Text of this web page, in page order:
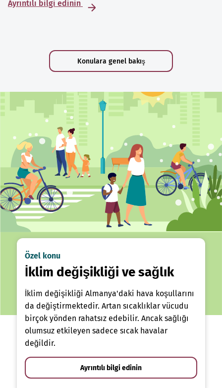
Ayrıntılı bilgi edinin
Konulara genel bakış
Özel konu
İklim değişikliği ve sağlık
İklim değişikliği Almanya'daki hava koşullarını
da değiştirmektedir. Artan sıcaklıklar vücudu
birçok yönden rahatsız edebilir. Ancak sağlığı
olumsuz etkileyen sadece sıcak havalar
değildir.
Ayrıntılı bilgi edinin